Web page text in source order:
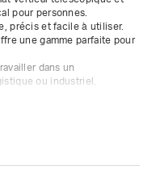
pour personnes.
précis et facile à utiliser.
une gamme parfaite pour
dans un
ou industriel.